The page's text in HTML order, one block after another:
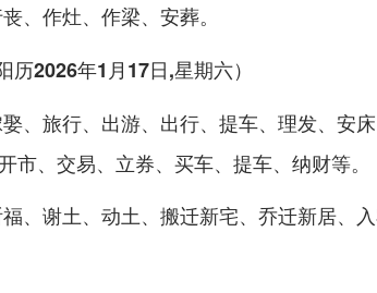
、作灶、作梁、安葬。
历2026年1月17日,星期六）
、旅行、出游、出行、提车、理发、安
市、交易、立券、买车、提车、纳财等。
、谢土、动土、搬迁新宅、乔迁新居、